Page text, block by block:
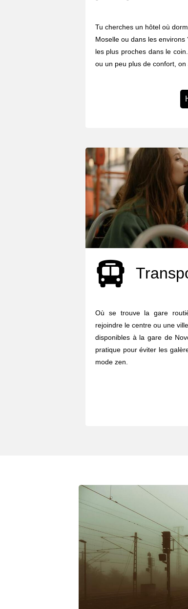
Tu cherches un hôtel où
Moselle ou dans les
les plus proches dans le
ou un peu plus de confort,
Où se trouve la gare
rejoindre le centre ou une
disponibles à la gare de
pratique pour éviter les
mode zen.